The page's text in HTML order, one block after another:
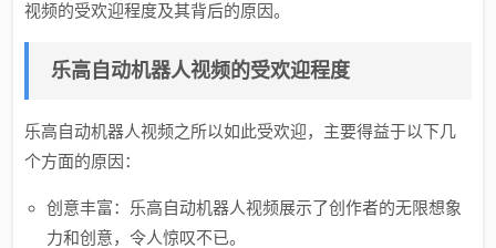
视频的受欢迎程度及其背后的原因。
乐高自动机器人视频的受欢迎程度
乐高自动机器人视频之所以如此受欢迎，主要得益于以下几
个方面的原因：
创意丰富：乐高自动机器人视频展示了创作者的无限想象
力和创意，令人惊叹不已。